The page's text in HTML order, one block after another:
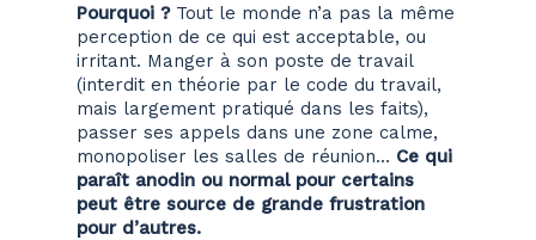
Pourquoi ?Tout le monde n’a pas la même
perception de ce qui est acceptable, ou
irritant. Manger à son poste de travail
(interdit en théorie par le code du travail,
mais largement pratiqué dans les faits),
passer ses appels dans une zone calme,
monopoliser les salles de réunion… Ce qui
paraît anodin ou normal pour certains
peut être source de grande frustration
pour d’autres.